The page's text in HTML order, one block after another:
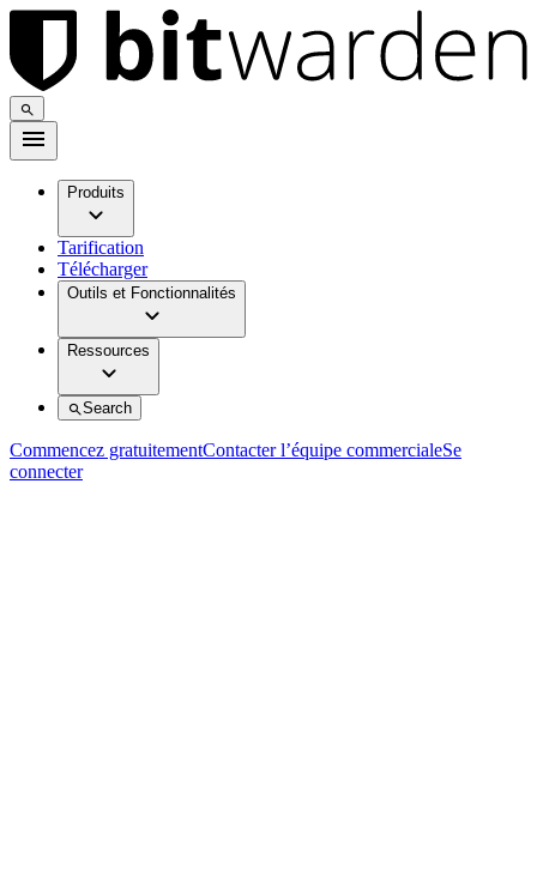
Produits
Tarification
Télécharger
Outils et Fonctionnalités
Ressources
Search
Commencez gratuitementContacter l’équipe commercialeSe
connecter